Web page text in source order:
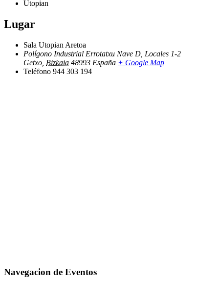
Utopian
Lugar
Sala Utopian Aretoa
Polígono Industrial Errotatxu Nave D, Locales 1-2
Getxo Bizkaia 48993 España + Google Map
Teléfono 944 303 194
Navegacion de Eventos